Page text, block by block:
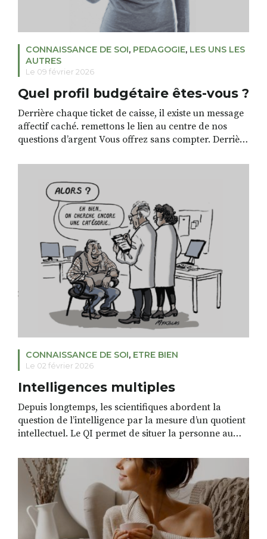
CONNAISSANCE DE SOI, PEDAGOGIE, LES UNS LES
AUTRES
Le 09 février 2026
Quel profil budgétaire êtes-vous ?
Derrière chaque ticket de caisse, il existe un message
affectif caché. remettons le lien au centre de nos
questions d’argent Vous offrez sans compter. Derrière
aimé, une peur d’être abandonné. Vous êtes :
compulsif généreux Vous contrôlez tout. Vous refusez
de donner trop, est-ce par peut […]
CONNAISSANCE DE SOI, ETRE BIEN
Le 02 février 2026
Intelligences multiples
Depuis longtemps, les scientifiques abordent la
question de l’intelligence par la mesure d’un quotient
intellectuel. Le QI permet de situer la personne au
avantages mais aussi quelques inconvénients : ne pas
en avoir assez. Comme en avoir beaucoup, peut être
désagréable à vivre pour certains. Par ailleurs, […]